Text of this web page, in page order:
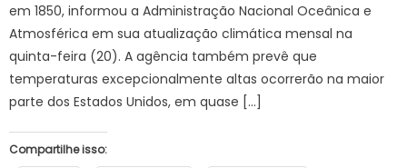
em 1850, informou a Administração Nacional Oceânica e
Atmosférica em sua atualização climática mensal na
quinta-feira (20). A agência também prevê que
temperaturas excepcionalmente altas ocorrerão na maior
parte dos Estados Unidos, em quase […]
Compartilhe isso: